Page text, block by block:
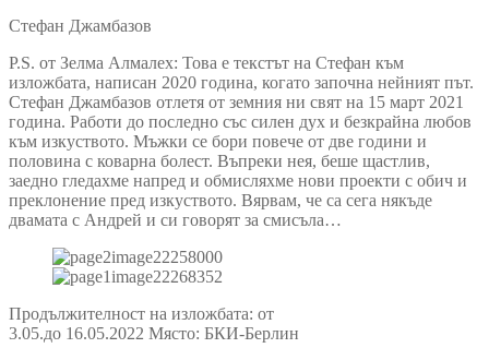
Стефан Джамбазов
P.S. от Зелма Алмалех: Това е текстът на Стефан към
изложбата, написан 2020 година, когато започна нейният път.
Стефан Джамбазов отлетя от земния ни свят на 15 март 2021
година. Работи до последно със силен дух и безкрайна любов
към изкуството. Мъжки се бори повече от две години и
половина с коварна болест. Въпреки нея, беше щастлив,
заедно гледахме напред и обмисляхме нови проекти с обич и
преклонение пред изкуството. Вярвам, че са сега някъде
двамата с Андрей и си говорят за смисъла…
Продължителност на изложбата: от
3.05.до 16.05.2022 Място: БКИ-Берлин